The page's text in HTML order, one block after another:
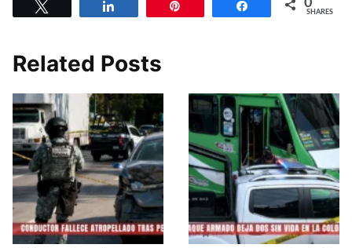
Share SHARES
Related Posts